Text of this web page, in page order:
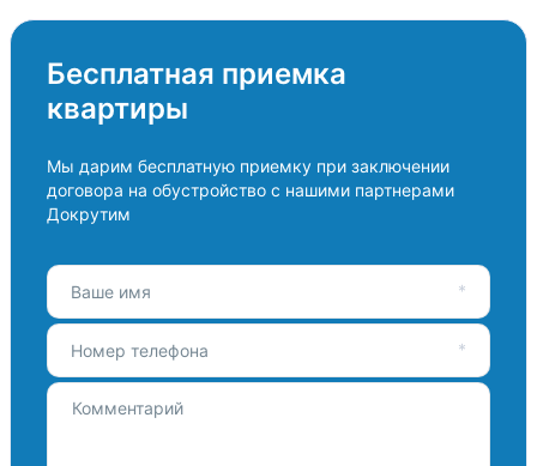
Бесплатная приемка
квартиры
Мы дарим бесплатную приемку при заключении
договора на обустройство с нашими партнерами
Докрутим
Ваше имя
Номер телефона